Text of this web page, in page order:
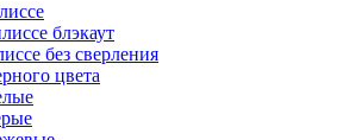
блэкаут
без сверления
цвета